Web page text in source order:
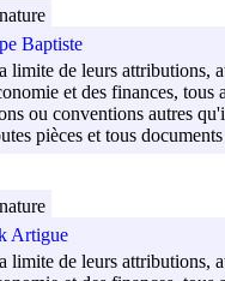
Baptiste
limite de leurs attributions,
et des finances, tous
ou conventions autres
pièces et tous
Artigue
limite de leurs attributions,